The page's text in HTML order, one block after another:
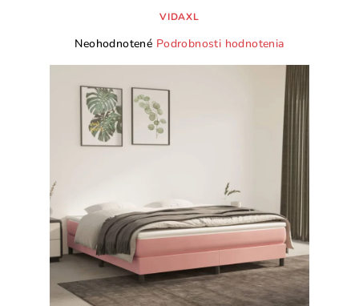
VIDAXL
Priemerné
je
0,0
Neohodnotené Podrobnosti hodnotenia